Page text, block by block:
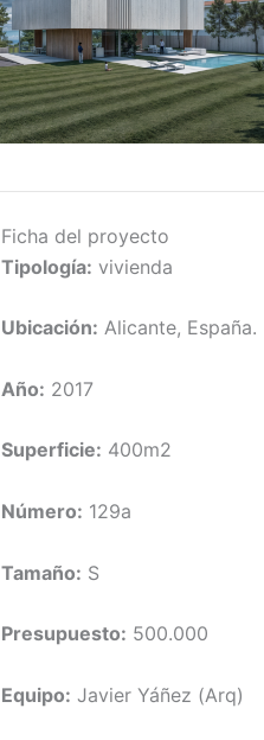
Ficha del proyecto
Tipología: vivienda
Ubicación: Alicante, España.
Año: 2017
Superficie: 400m2
Número: 129a
Tamaño: S
Presupuesto: 500.000
Equipo: Javier Yáñez (Arq)